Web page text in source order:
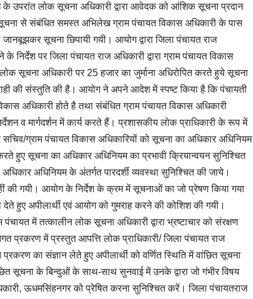
लोक सूचना अधिकारी द्वारा आवेदक को आंशिक सूचना प्रदान
से संबंधित समस्त अभिलेख ग्राम पंचायत विकास अधिकारी के पास
सूचना छिपायी गयी। आयोग द्वारा जिला पंचायत राज
पर जिला पंचायत राज अधिकारी द्वारा ग्राम पंचायत विकास
सूचना अधिकारी पर 25 हजार का जुर्माना अधिरोपित करते हुये सूचना
की संस्तुति की है। आयोग ने अपने आदेश में स्पष्ट किया है कि पंचायती
अधिकारी होते है तथा संबंधित ग्राम पंचायत विकास अधिकारी
व मार्गदर्शन में कार्य करते हैं। प्रशासकीय लोक प्राधिकारी के रूप में
ग्राम पंचायत विकास अधिकारियों को सूचना का अधिकार अधिनियम
हुए सूचना का अधिकार अधिनियम का प्रभावी क्रियान्वयन सुनिश्चित
अधिनियम के अंतर्गत पारदर्शी व्यवस्था सुनिश्चित की जाये।
की गयी। आयोग के निर्देश के क्रम में सूचनाओं का जो प्रेषण किया गया
हुए अपीलार्थी एवं आयोग को गुमराह करने की कोशिश की गयी।
में तत्कालीन लोक सूचना अधिकारी द्वारा भ्रष्टाचार को संरक्षण
प्रकरण में प्रस्तुत आपत्ति लोक प्राधिकारी/ जिला पंचायत राज
का संज्ञान लेते हुए अपीलार्थी को वर्णित स्थिति में वांछित सूचना
सूचना के बिन्दुओं के साथ-साथ सुनवाई में उनके द्वारा जो गंभीर विषय
ऊधमसिंहनगर को प्रेषित करना सुनिश्चित करें। जिला पंचायतराज